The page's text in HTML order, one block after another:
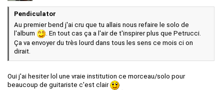
Pendiculator
Au premier bend j'ai cru que tu allais nous refaire le solo de
l'album
. En tout cas ça a l'air de t'inspirer plus que Petrucci.
Ça va envoyer du très lourd dans tous les sens ce mois ci on
dirait.
Oui j'ai hesiter lol une vraie institution ce morceau/solo pour
beaucoup de guitariste c'est clair